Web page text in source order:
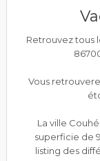
Retrouvez tous
Vous
La ville
superficie de
listing des